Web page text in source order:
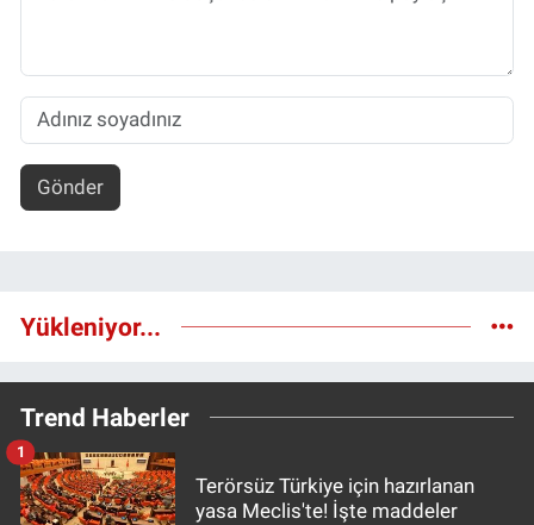
Gönder
Yükleniyor...
Trend Haberler
Terörsüz Türkiye için hazırlanan
yasa Meclis'te! İşte maddeler
1